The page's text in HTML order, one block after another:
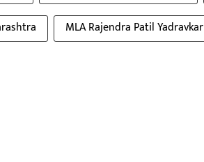
MLA Rajendra Patil Yadravkar